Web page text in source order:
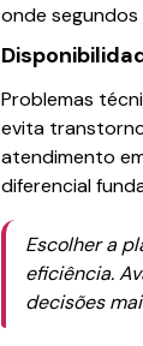
onde
Problemas
evita
atendimento
diferencial
Escolher a
eficiência.
decisões